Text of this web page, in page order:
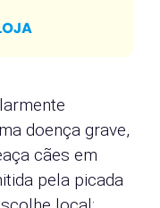
doença grave,
cães em
pela picada